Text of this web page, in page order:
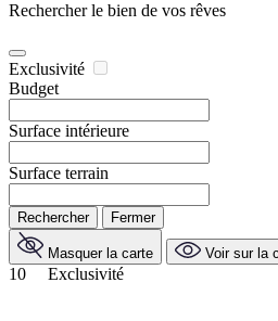
Rechercher le bien de vos rêves
Exclusivité
Budget
Surface intérieure
Surface terrain
Rechercher Fermer
Masquer la carte Voir sur la
10 Exclusivité